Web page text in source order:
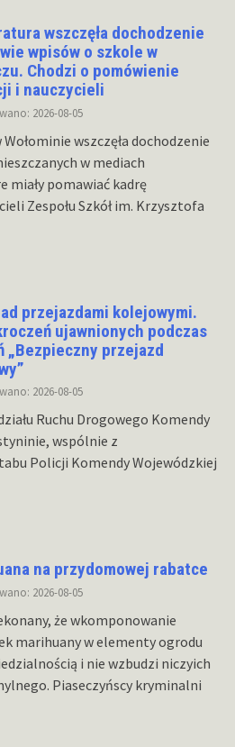
wszczęła dochodzenie
wpisów o szkole w
Chodzi o pomówienie
i nauczycieli
2026-08-05
wszczęła dochodzenie
w mediach
miały pomawiać kadrę
Zespołu Szkół im. Krzysztofa
przejazdami kolejowymi.
ujawnionych podczas
„Bezpieczny przejazd
2026-08-05
Ruchu Drogowego Komendy
wspólnie z
Policji Komendy Wojewódzkiej
na przydomowej rabatce
2026-08-05
że wkomponowanie
marihuany w elementy ogrodu
i nie wzbudzi niczyich
Piaseczyńscy kryminalni